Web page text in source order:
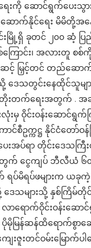
ာရေးကို ဆောင်ရွက်ပေ
ောက်နိုင်ရေး မိမိတို့အန
င်းမြို့ရှိ ခုတင် ၂၀၀
ြောင်း၊ အလားတူ စ
ဆင့် မြှင့်တင် တည်ဆေ
ဒေသတွင်းနေထိုင်သူမျ
တိုးတက်ရေးအတွက် . အ
င်းဝန်းဆောင်ရွက်ကြ
င်စီဥက္ကဋ္ဌ နိုင်ငံတော်
အပ်ရာ တိုင်းဒေသကြီ
အတွက် ငွေကျပ် ဘီလီယံ
ပ်မိရပ်ဖများက ယခုကဲ့
များသို့ နှစ်ကြိမ်တို
ရောက်ဝိုင်းဝန်းဆော
မိုမြန်ဆန်ထိရောက်စွာ
ဇူးတင်ဝမ်းမြောက်ပါက